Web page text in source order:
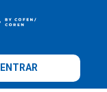
ENTRAR